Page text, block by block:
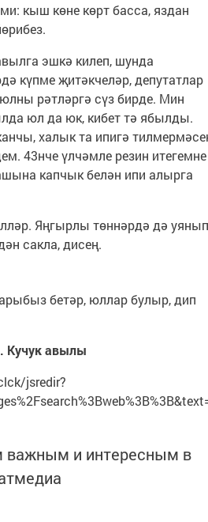
кыш көне көрт басса, яздан
эшкә килеп, шунда
күпме җитәкчеләр, депутатлар
рәтләргә сүз бирде. Мин
юл да юк, кибет тә ябылды.
халык та ипигә
43нче үлчәмле резин итегемне
капчык белән ипи алырга
Яңгырлы төннәрдә дә
сакла, дисең.
бетәр, юллар булыр, дип
Кучук авылы
jsredir?
важным и интересным в